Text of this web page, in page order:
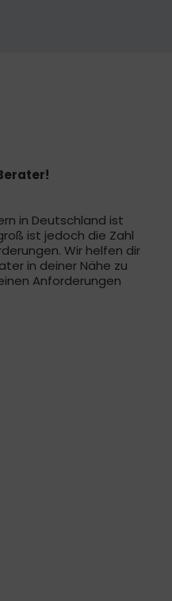
in Deutschland ist
ist jedoch die Zahl
Wir helfen dir
in deiner Nähe zu
Anforderungen